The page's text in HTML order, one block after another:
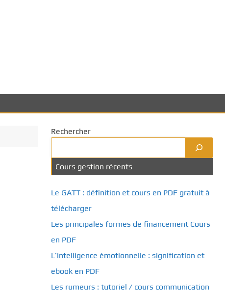
Rechercher
Cours gestion récents
Le GATT : définition et cours en PDF gratuit à
télécharger
Les principales formes de financement Cours
en PDF
L’intelligence émotionnelle : signification et
ebook en PDF
Les rumeurs : tutoriel / cours communication